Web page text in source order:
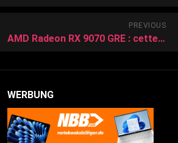
PREVIOUS
AMD Radeon RX 9070 GRE : cette exclusivité chinoise pourrait arriver sur le marché mondial
WERBUNG